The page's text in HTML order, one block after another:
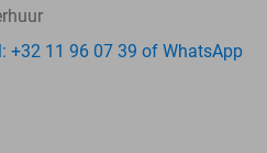
+32 11 96 07 39 of WhatsApp